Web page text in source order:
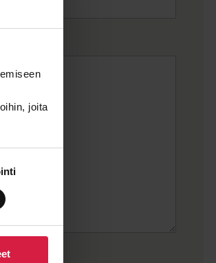
joita